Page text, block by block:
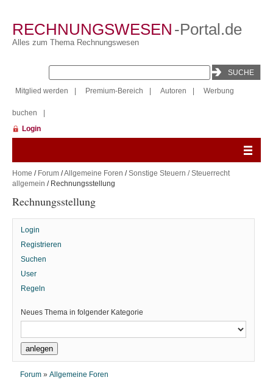
RECHNUNGSWESEN -Portal.de
Alles zum Thema Rechnungswesen
Mitglied werden Premium-Bereich Autoren Werbung
buchen
Login
Home / Forum /Allgemeine Foren /Sonstige Steuern / Steuerrecht
allgemein / Rechnungsstellung
Rechnungsstellung
Login
Registrieren
Suchen
User
Regeln
Neues Thema in folgender Kategorie
Forum »Allgemeine Foren